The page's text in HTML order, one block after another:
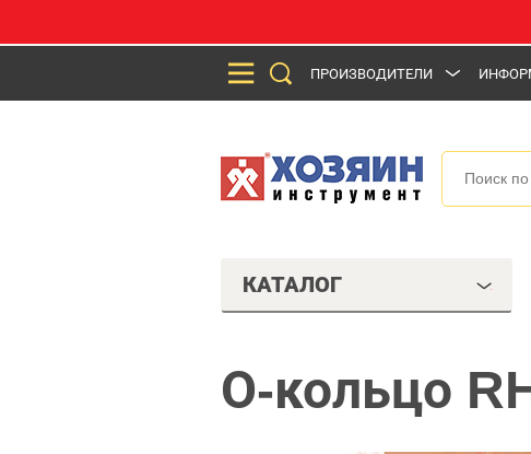
ПРОИЗВОДИТЕЛИ
КАТАЛОГ
О-кольцо